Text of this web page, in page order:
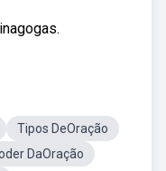
Tipos DeOração
DaOração